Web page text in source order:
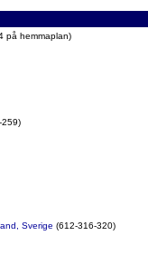
på hemmaplan)
259)
Sverige (612-316-320)